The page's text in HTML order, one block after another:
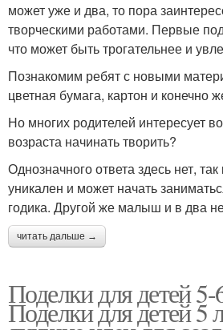
может уже и два, то пора
творческими работами. Первые
что может быть трогательнее и
Познакомим ребят с новыми
цветная бумага, картон и конечно
Но многих родителей интересует
возраста начинать творить?
Однозначного ответа здесь нет,
уникален и может начать
годика. Другой же малыш и в два
читать дальше →
Поделки для детей 5-
Поделки для детей 5